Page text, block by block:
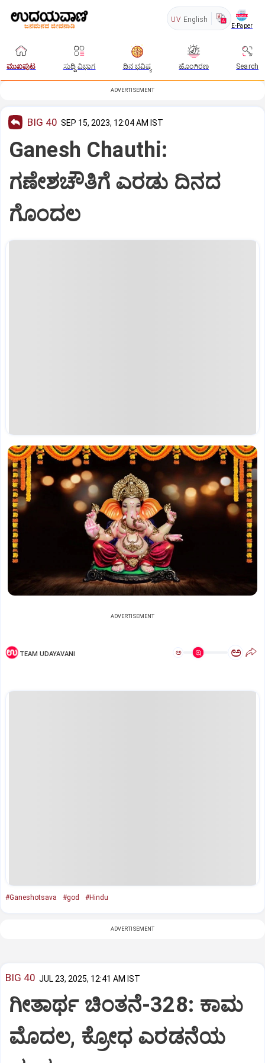
UV English
E-Paper
ಮುಖಪುಟ ಸುದ್ದಿ ವಿಭಾಗ ದಿನ ಭವಿಷ್ಯ ಹೊಂಗಿರಣ Search
ADVERTISEMENT
BIG 40 SEP 15, 2023, 12:04 AM IST
Ganesh Chauthi:
ಗಣೇಶಚೌತಿಗೆ ಎರಡು ದಿನದ
ಗೊಂದಲ
ADVERTISEMENT
TEAM UDAYAVANI ಅ ಅ
#Ganeshotsava #god #Hindu
ADVERTISEMENT
BIG 40 JUL 23, 2025, 12:41 AM IST
ಗೀತಾರ್ಥ ಚಿಂತನೆ-328: ಕಾಮ
ಮೊದಲ, ಕ್ರೋಧ ಎರಡನೆಯ